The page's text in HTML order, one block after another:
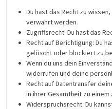
Du hast das Recht zu
verwahrt werden.
Zugriffsrecht: Du hast das
Recht auf Berichtigung: Du
gelöscht oder blockiert zu
Wenn du uns dein
widerrufen und deine
Recht auf Datentransfer
in ihrer Gesamtheit zu
Widerspruchsrecht: Du